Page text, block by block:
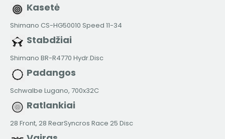
Kasetė
Shimano CS-HG50010 Speed 11-34
Stabdžiai
Shimano BR-R4770 Hydr.Disc
Padangos
Schwalbe Lugano, 700x32C
Ratlankiai
28 Front, 28 RearSyncros Race 25 Disc